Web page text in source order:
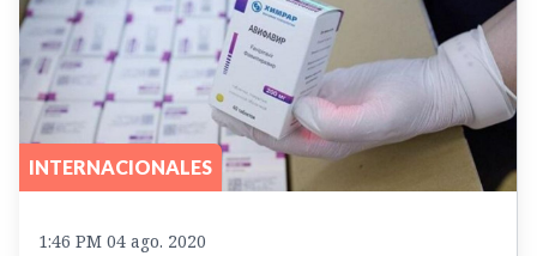
INTERNACIONALES
1:46 PM 04 ago. 2020